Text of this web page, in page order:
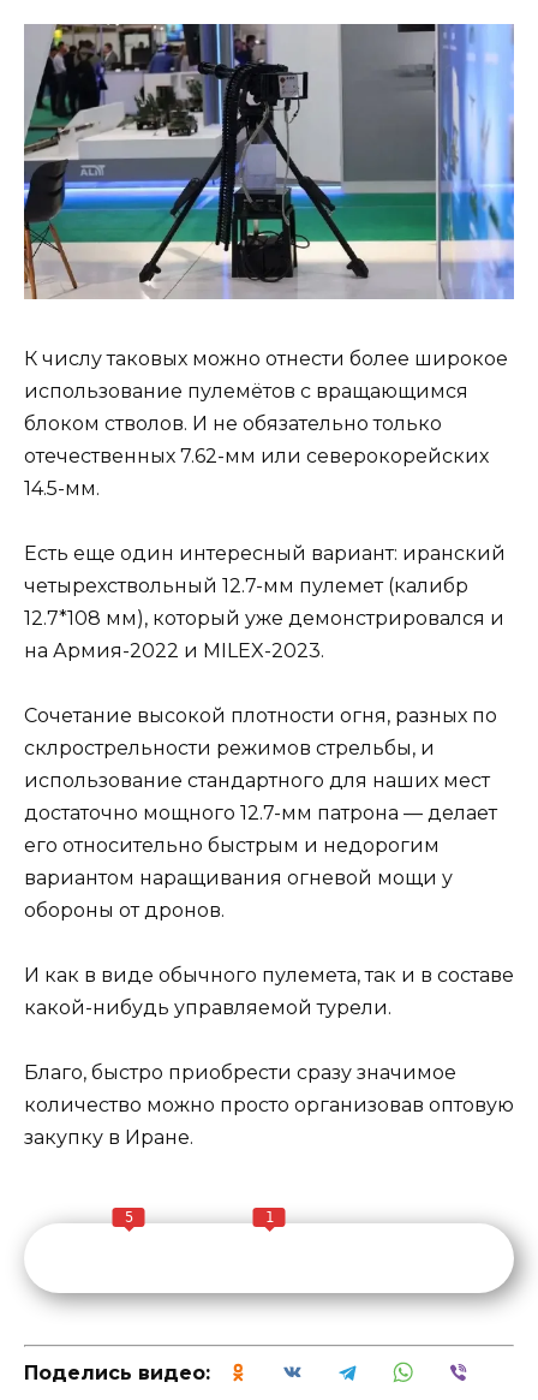
К числу таковых можно отнести более широкое
использование пулемётов с вращающимся
блоком стволов. И не обязательно только
отечественных 7.62-мм или северокорейских
14.5-мм.
Есть еще один интересный вариант: иранский
четырехствольный 12.7-мм пулемет (калибр
12.7*108 мм), который уже демонстрировался и
на Армия-2022 и MILEX-2023.
Сочетание высокой плотности огня, разных по
склрострельности режимов стрельбы, и
использование стандартного для наших мест
достаточно мощного 12.7-мм патрона — делает
его относительно быстрым и недорогим
вариантом наращивания огневой мощи у
обороны от дронов.
И как в виде обычного пулемета, так и в составе
какой-нибудь управляемой турели.
Благо, быстро приобрести сразу значимое
количество можно просто организовав оптовую
закупку в Иране.
5 1
Поделись видео: